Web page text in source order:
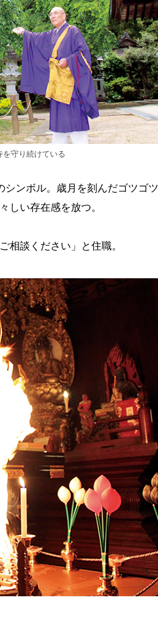
守り続けている
ンボル。歳月を刻んだゴツゴツ
しい存在感を放つ。
相談ください」と住職。